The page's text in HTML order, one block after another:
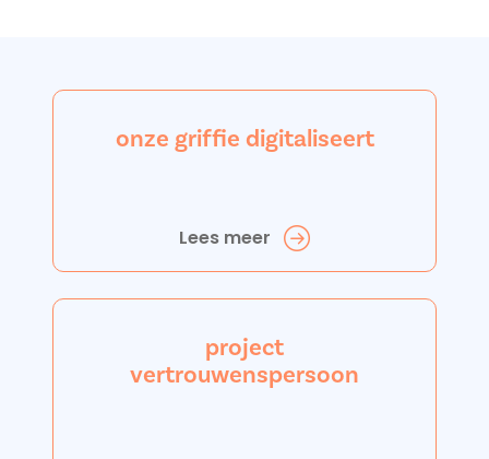
onze griffie digitaliseert
Lees meer
project
vertrouwenspersoon